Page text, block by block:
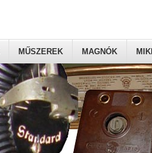
MŰSZEREK MAGNÓK